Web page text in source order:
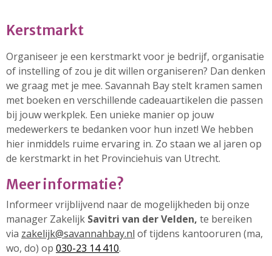
23 augustus: Lazy Queer
Sunday
26 juli: Lazy Queer Sunday
Vrijwilliger: Medewerker
Financiële Administratie
21 juni: Lazy Queer Sunday
Kerstmarkt
Organiseer je een kerstmarkt voor je bedrijf, organisatie
of instelling of zou je dit willen organiseren? Dan denken
we graag met je mee. Savannah Bay stelt kramen samen
met boeken en verschillende cadeauartikelen die passen
bij jouw werkplek. Een unieke manier op jouw
medewerkers te bedanken voor hun inzet! We hebben
hier inmiddels ruime ervaring in. Zo staan we al jaren op
de kerstmarkt in het Provinciehuis van Utrecht.
Meer informatie?
Informeer vrijblijvend naar de mogelijkheden bij onze
manager Zakelijk Savitri van der Velden, te bereiken
via zakelijk@savannahbay.nl of tijdens kantooruren (ma,
wo, do) op 030-23 14 410.